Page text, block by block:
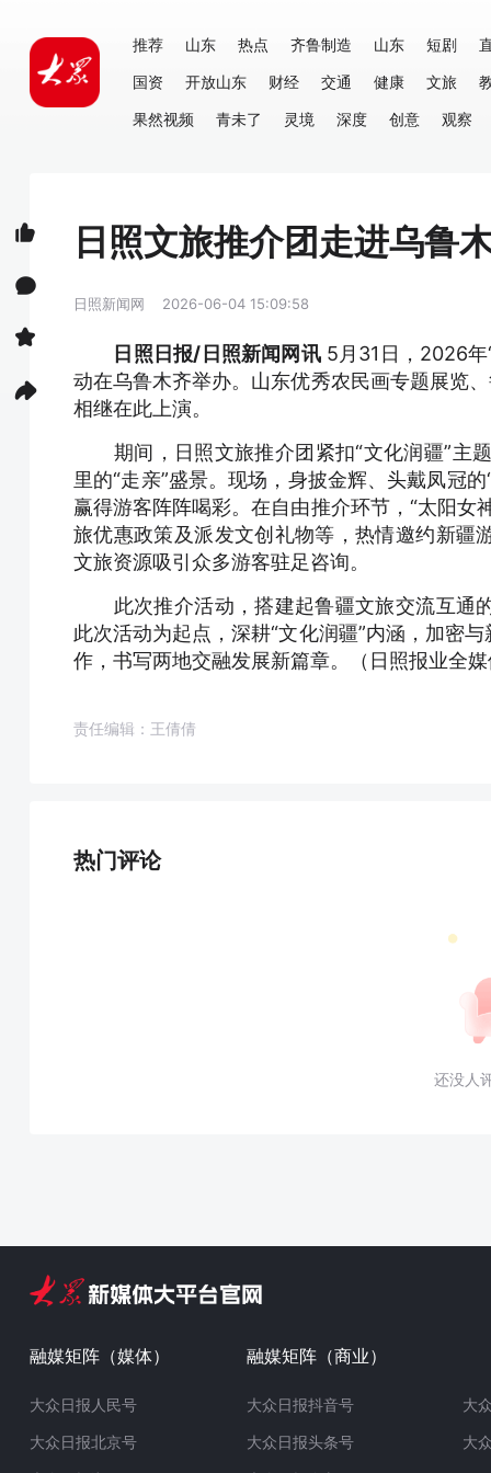
推荐 山东 热点 齐鲁制造 山东 短剧
国资
开放山东 财经 交通 健康 文旅
果然视频
青未了 灵境 深度 创意 观察
日照文旅推介团走进乌鲁
日照新闻网 2026-06-04 15:09:58
日照日报/日照新闻网讯5月31日，2026年
动在乌鲁木齐举办。山东优秀农民画专题展览
相继在此上演。
期间，日照文旅推介团紧扣“文化润疆”主
里的“走亲”盛景。现场，身披金辉、头戴凤冠
赢得游客阵阵喝彩。在自由推介环节，“太阳
旅优惠政策及派发文创礼物等，热情邀约新疆
文旅资源吸引众多游客驻足咨询。
此次推介活动，搭建起鲁疆文旅交流互通
此次活动为起点，深耕“文化润疆”内涵，加密
作，书写两地交融发展新篇章。（日照报业全
责任编辑：王倩倩
热门评论
还没人
融媒矩阵（媒体）
大众日报人民号
大众日报北京号
融媒矩阵（商业）
大众日报抖音号
大众日报头条号
大
大